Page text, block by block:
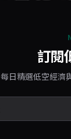
訂閱
每日精選低空經濟